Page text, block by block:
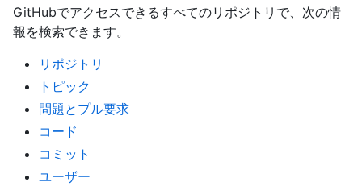
GitHubでアクセスできるすべてのリポジトリで、次の情
報を検索できます。
リポジトリ
トピック
問題とプル要求
コード
コミット
ユーザー